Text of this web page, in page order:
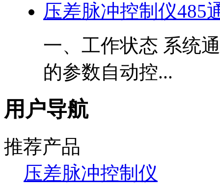
压差脉冲控制仪485
一、工作状态 系统
的参数自动控...
用户导航
推荐产品
压差脉冲控制仪